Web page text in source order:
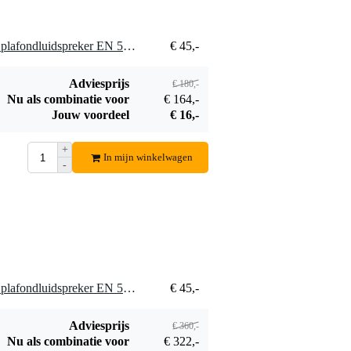
4 x DAP CST-6506 6 watt plafondluidspreker EN 54-24 gecertificeerd 100V € 45,-
Adviesprijs € 180,-
Nu als combinatie voor
€ 164,-
Jouw voordeel
€ 16,-
+
-
In mijn winkelwagen
8 x DAP CST-6506 6 watt plafondluidspreker EN 54-24 gecertificeerd 100V € 45,-
Adviesprijs € 360,-
Nu als combinatie voor
€ 322,-